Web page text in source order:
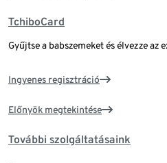
TchiboCard
Gyűjtse a babszemeket és élvezze az
Ingyenes regisztráció
Előnyök megtekintése
További szolgáltatásaink